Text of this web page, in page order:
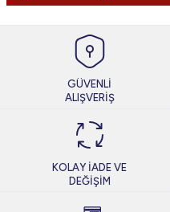
GÜVENLİ
ALIŞVERİŞ
KOLAY İADE VE
DEĞİŞİM